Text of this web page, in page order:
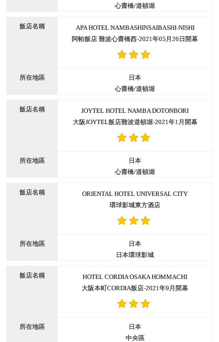
心齋橋/道頓堀
APA HOTEL NAMBASHINSAIBASHI-NISHI
阿帕飯店 難波心齋橋西-2021年05月26日開幕
日本
心齋橋/道頓堀
JOYTEL HOTEL NAMBA DOTONBORI
大阪JOYTEL飯店難波道頓堀-2021年1月開幕
日本
心齋橋/道頓堀
ORIENTAL HOTEL UNIVERSAL CITY
環球影城東方酒店
日本
日本環球影城
HOTEL CORDIA OSAKA HOMMACHI
大阪本町CORDIA飯店-2021年9月開幕
日本
中央區